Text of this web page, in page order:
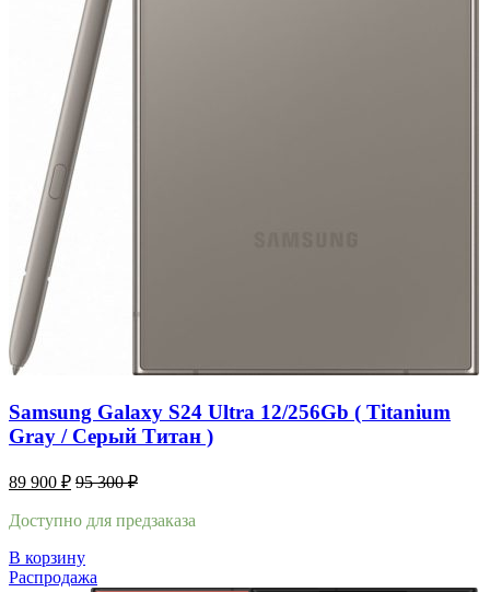
Samsung Galaxy S24 Ultra 12/256Gb ( Titanium
Gray / Cерый Титан )
89 900 ₽ 95 300₽
Доступно для предзаказа
В корзину
Распродажа